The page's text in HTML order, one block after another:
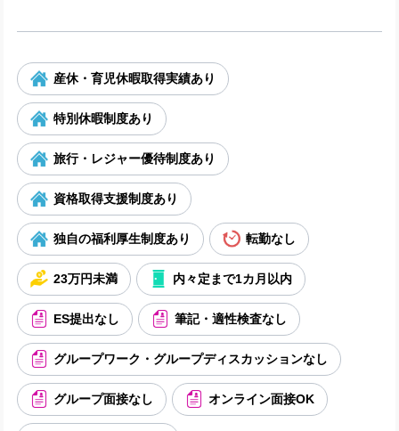
産休・育児休暇取得実績あり
特別休暇制度あり
旅行・レジャー優待制度あり
資格取得支援制度あり
独自の福利厚生制度あり 転勤なし
23万円未満 内々定まで1カ月以内
ES提出なし 筆記・適性検査なし
グループワーク・グループディスカッションなし
グループ面接なし オンライン面接OK